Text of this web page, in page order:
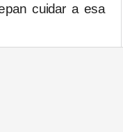
cuidar a esa